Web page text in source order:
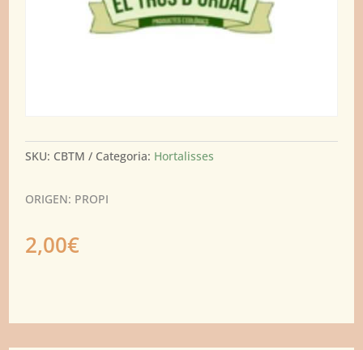
SKU: CBTM Categoria: Hortalisses
ORIGEN: PROPI
2,00€